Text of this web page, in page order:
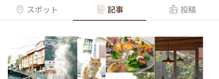
スポット 記事 投稿